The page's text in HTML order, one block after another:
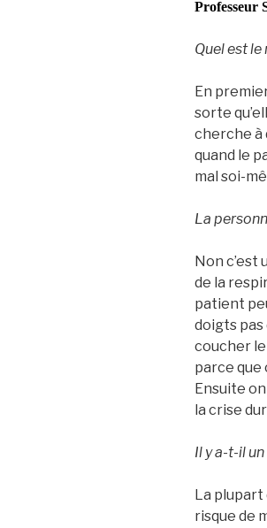
Professeur
Quel est
En
sorte
cherche à
quand le
mal soi-
La
Non
de la
patient
doigts pas
coucher
parce que
Ensuite
la crise
Il y a-t-il
La
risque de